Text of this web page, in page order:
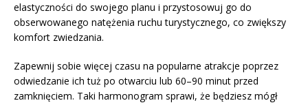
elastyczności do swojego planu i przystosowuj go do
obserwowanego natężenia ruchu turystycznego, co zwiększy
komfort zwiedzania.
Zapewnij sobie więcej czasu na popularne atrakcje poprzez
odwiedzanie ich tuż po otwarciu lub 60–90 minut przed
zamknięciem. Taki harmonogram sprawi, że będziesz mógł